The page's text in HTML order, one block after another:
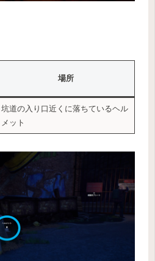
場所
坑道の入り口近くに落ちているヘル
メット